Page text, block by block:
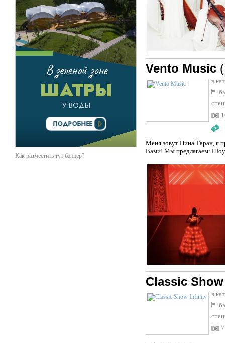
Как разместить тут баннер?
Vento Music
в
:
Меня зовут Нина Таран, я
Вами! Мы предлагаем: Шоу-
Classic
в
7